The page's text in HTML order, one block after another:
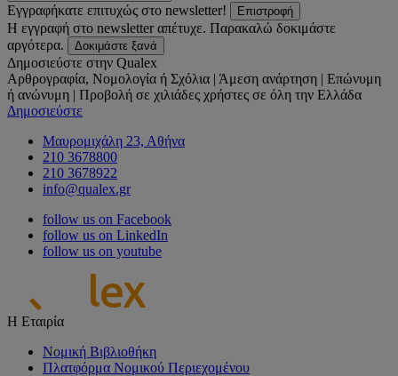
Εγγραφήκατε επιτυχώς στο newsletter!
Επιστροφή
Η εγγραφή στο newsletter απέτυχε. Παρακαλώ δοκιμάστε
αργότερα.
Δοκιμάστε ξανά
Δημοσιεύστε στην Qualex
Αρθρογραφία, Νομολογία ή Σχόλια | Άμεση ανάρτηση | Επώνυμη
ή ανώνυμη | Προβολή σε χιλιάδες χρήστες σε όλη την Ελλάδα
Δημοσιεύστε
Μαυρομιχάλη 23, Αθήνα
210 3678800
210 3678922
info@qualex.gr
follow us on Facebook
follow us on LinkedIn
follow us on youtube
Η Εταιρία
Νομική Βιβλιοθήκη
Πλατφόρμα Νομικού Περιεχομένου